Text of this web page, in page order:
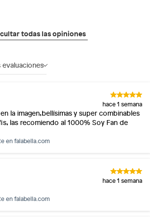
todas las opiniones
evaluaciones
hace 1 semana
la imagen,bellísimas y super combinables
al 1000% Soy Fan de
enfalabella.com
hace 1 semana
enfalabella.com